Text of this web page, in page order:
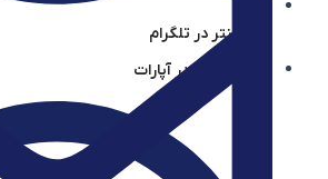
آیساسنتر در تلگرام
آیساسنتر در آپارات